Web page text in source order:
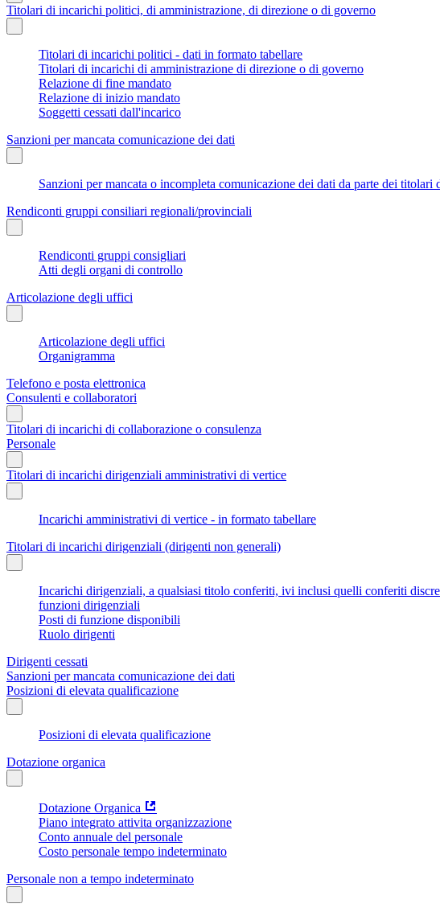
Titolari di incarichi politici, di amministrazione, di direzione o di governo
Titolari di incarichi politici - dati in formato tabellare
Titolari di incarichi di amministrazione di direzione o di governo
Relazione di fine mandato
Relazione di inizio mandato
Soggetti cessati dall'incarico
Sanzioni per mancata comunicazione dei dati
Sanzioni per mancata o incompleta comunicazione dei dati da parte dei
Rendiconti gruppi consiliari regionali/provinciali
Rendiconti gruppi consigliari
Atti degli organi di controllo
Articolazione degli uffici
Articolazione degli uffici
Organigramma
Telefono e posta elettronica
Consulenti e collaboratori
Titolari di incarichi di collaborazione o consulenza
Personale
Titolari di incarichi dirigenziali amministrativi di vertice
Incarichi amministrativi di vertice - in formato tabellare
Titolari di incarichi dirigenziali (dirigenti non generali)
Incarichi dirigenziali, a qualsiasi titolo conferiti, ivi inclusi quelli conferiti
funzioni dirigenziali
Posti di funzione disponibili
Ruolo dirigenti
Dirigenti cessati
Sanzioni per mancata comunicazione dei dati
Posizioni di elevata qualificazione
Posizioni di elevata qualificazione
Dotazione organica
Dotazione Organica
Piano integrato attivita organizzazione
Conto annuale del personale
Costo personale tempo indeterminato
Personale non a tempo indeterminato